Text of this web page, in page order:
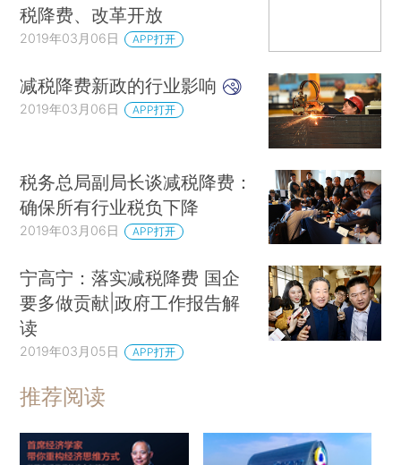
税降费、改革开放
2019年03月06日 APP打开
减税降费新政的行业影响
2019年03月06日 APP打开
税务总局副局长谈减税降费：
确保所有行业税负下降
2019年03月06日 APP打开
宁高宁：落实减税降费 国企
要多做贡献|政府工作报告解
读
2019年03月05日 APP打开
推荐阅读